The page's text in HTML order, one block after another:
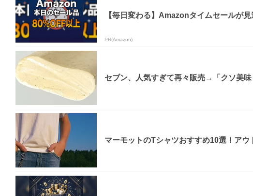
【毎日変わる】Amazonタイムセールが見
PR(Amazon)
セブン、人気すぎて再々販売→「クソ美
マーモットのTシャツおすすめ10選！ア